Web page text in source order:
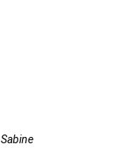
Sabine